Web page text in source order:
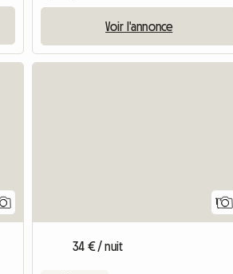
Voir l'annonce
1
34 € / nuit